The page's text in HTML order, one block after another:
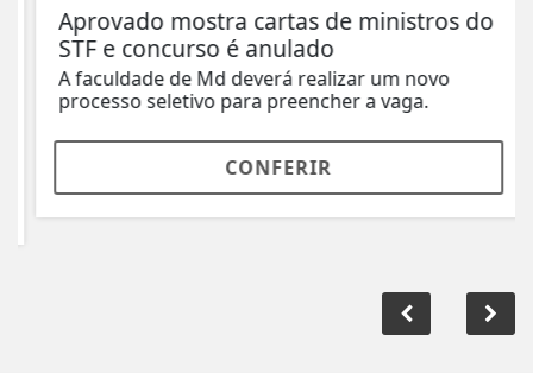
Aprovado mostra cartas de ministros do
STF e concurso é anulado
A faculdade de Md deverá realizar um novo
processo seletivo para preencher a vaga.
CONFERIR